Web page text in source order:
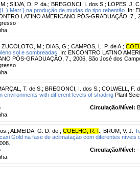
; SILVA, D. P. da. ; BREGONCI, I. dos S. ; LOPES, J. C.
Merr.} na produção de mudas do tipo rebentão. In:
LATINO AMERICANO PÓS-GRADUAÇÃO, 7.,
ZUCOLOTO, M. ; DIAS, G. ; CAMPOS, L. P. de A. ;
sol e sombreadas.
In: ENCONTRO LATINO
PÓS-GRADUAÇÃO, 7., 2006, São José dos
T. de S. ; BREGONCI, I. dos S. ; COLWELL, F.
environments with different levels of shading Plant
Circulação/Nível:
; ALMEIDA, G. D. de. ; COELHO, R. I ; BRUM, V. J.
Gold na fase de aclimatação com diferentes níveis
Circulação/Nível: -